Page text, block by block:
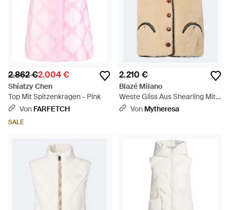
2.862 €2.004 €
Shiatzy Chen
Top Mit Spitzenkragen - Pink
Von FARFETCH
SALE
2.210 €
Blazé Milano
Weste Gliss Aus Shearling Mit
Leder - Natur
Von Mytheresa